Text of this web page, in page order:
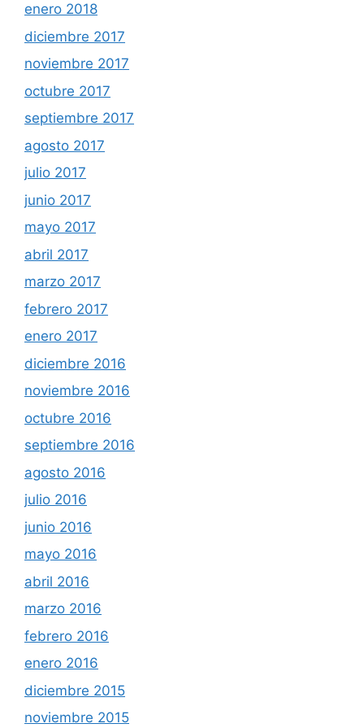
enero 2018
diciembre 2017
noviembre 2017
octubre 2017
septiembre 2017
agosto 2017
julio 2017
junio 2017
mayo 2017
abril 2017
marzo 2017
febrero 2017
enero 2017
diciembre 2016
noviembre 2016
octubre 2016
septiembre 2016
agosto 2016
julio 2016
junio 2016
mayo 2016
abril 2016
marzo 2016
febrero 2016
enero 2016
diciembre 2015
noviembre 2015